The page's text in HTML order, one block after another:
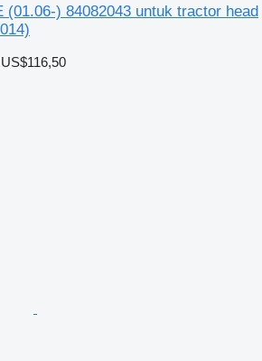
(01.06-) 84082043 untuk tractor head